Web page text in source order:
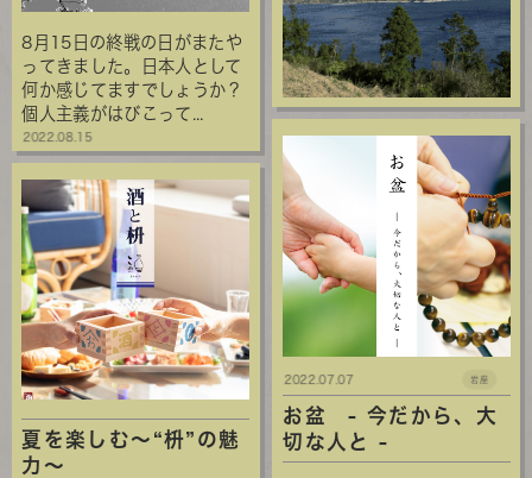
8月15日の終戦の日がまたや
ってきました。日本人として
何か感じてますでしょうか？
個人主義がはびこって...
2022.08.15
夏を楽しむ～“枡”の魅
力～
お盆 ‐ 今だから、大
切な人と ‐
2022.07.07 岩座